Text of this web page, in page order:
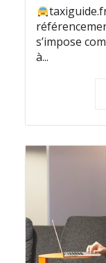
s’impose
à...